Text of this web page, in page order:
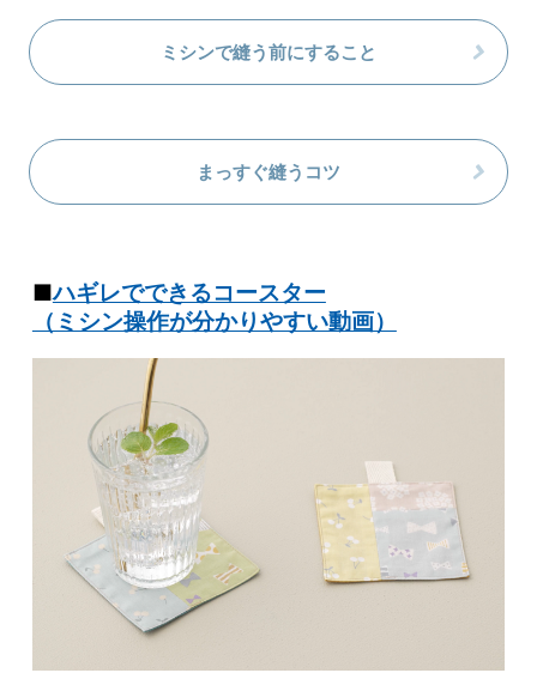
ミシンで縫う前にすること
まっすぐ縫うコツ
■ハギレでできるコースター
（ミシン操作が分かりやすい動画）